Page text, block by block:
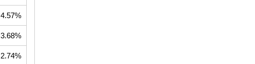
4.57%
3.68%
2.74%